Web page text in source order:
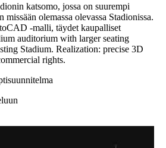
katsomo, jossa on suurempi
olemassa olevassa Stadionissa.
-malli, täydet kaupalliset
auditorium with larger seating
Stadium. Realization: precise 3D
rights.